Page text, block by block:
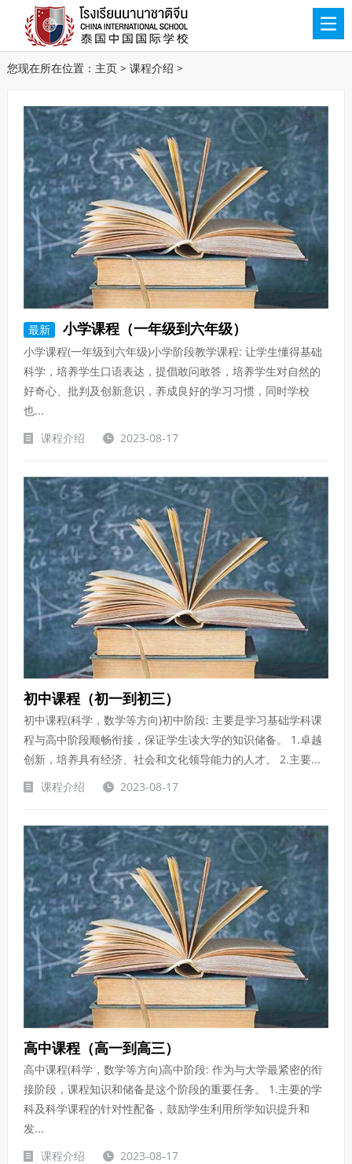
您现在所在位置： 主页> 课程介绍 >
最新 小学课程（一年级到六年级）
小学课程(一年级到六年级)小学阶段教学课程: 让学生懂得基础
科学，培养学生口语表达，提倡敢问敢答，培养学生对自然的
好奇心、批判及创新意识，养成良好的学习习惯，同时学校
也...
课程介绍
2023-08-17
初中课程（初一到初三）
初中课程(科学，数学等方向)初中阶段: 主要是学习基础学科课
程与高中阶段顺畅衔接，保证学生读大学的知识储备。 1.卓越
创新，培养具有经济、社会和文化领导能力的人才。 2.主要...
课程介绍
2023-08-17
高中课程（高一到高三）
高中课程(科学，数学等方向)高中阶段: 作为与大学最紧密的衔
接阶段，课程知识和储备是这个阶段的重要任务。 1.主要的学
科及科学课程的针对性配备，鼓励学生利用所学知识提升和
发...
课程介绍
2023-08-17